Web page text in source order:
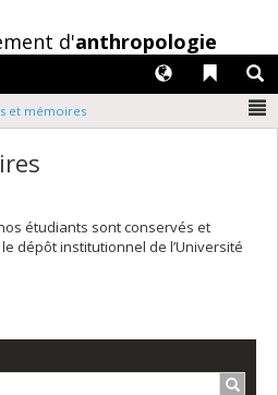
d'anthropologie
Liens
Langues
et mémoires
étudiants sont conservés et
le dépôt institutionnel de l’Université